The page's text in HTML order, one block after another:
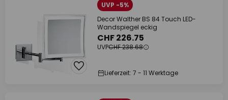
UVP -5%
Decor Walther BS 84 Touch LED-
Wandspiegel eckig
CHF 226.75
UVPCHF 238.68
Lieferzeit: 7 - 11 Werktage